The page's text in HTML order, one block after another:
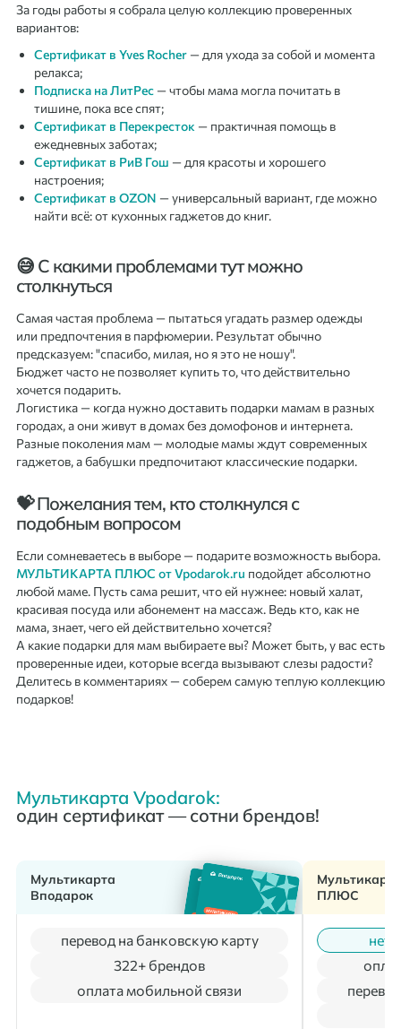
За годы работы я собрала целую коллекцию проверенных
вариантов:
Сертификат в Yves Rocher — для ухода за собой и момента
релакса;
Подписка на ЛитРес — чтобы мама могла почитать в
тишине, пока все спят;
Сертификат в Перекресток — практичная помощь в
ежедневных заботах;
Сертификат в РиВ Гош — для красоты и хорошего
настроения;
Сертификат в OZON — универсальный вариант, где можно
найти всё: от кухонных гаджетов до книг.
😅 С какими проблемами тут можно
столкнуться
Самая частая проблема — пытаться угадать размер одежды
или предпочтения в парфюмерии. Результат обычно
предсказуем: "спасибо, милая, но я это не ношу".
Бюджет часто не позволяет купить то, что действительно
хочется подарить.
Логистика — когда нужно доставить подарки мамам в разных
городах, а они живут в домах без домофонов и интернета.
Разные поколения мам — молодые мамы ждут современных
гаджетов, а бабушки предпочитают классические подарки.
💝 Пожелания тем, кто столкнулся с
подобным вопросом
Если сомневаетесь в выборе — подарите возможность выбора.
МУЛЬТИКАРТА ПЛЮС от Vpodarok.ru подойдет абсолютно
любой маме. Пусть сама решит, что ей нужнее: новый халат,
красивая посуда или абонемент на массаж. Ведь кто, как не
мама, знает, чего ей действительно хочется?
А какие подарки для мам выбираете вы? Может быть, у вас есть
проверенные идеи, которые всегда вызывают слезы радости?
Делитесь в комментариях — соберем самую теплую коллекцию
подарков!
Мультикарта Vpodarok:
один сертификат — сотни брендов!
Мультикарта
Вподарок
оплата мобильной связи
перевод на банковскую карту
322+ брендов
Мультикарта
ПЛЮС
нет